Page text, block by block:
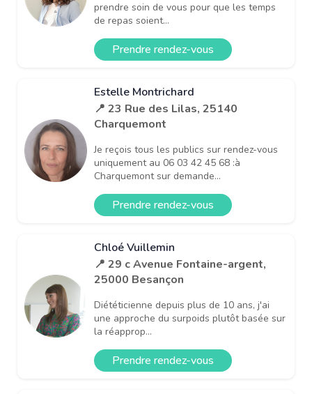
prendre soin de vous pour que les temps
de repas soient...
Prendre rendez-vous
Estelle Montrichard
📍 23 Rue des Lilas, 25140
Charquemont
Je reçois tous les publics sur rendez-vous
uniquement au 06 03 42 45 68 :à
Charquemont sur demande...
Prendre rendez-vous
Chloé Vuillemin
📍 29 c Avenue Fontaine-argent,
25000 Besançon
Diététicienne depuis plus de 10 ans, j'ai
une approche du surpoids plutôt basée sur
la réapprop...
Prendre rendez-vous